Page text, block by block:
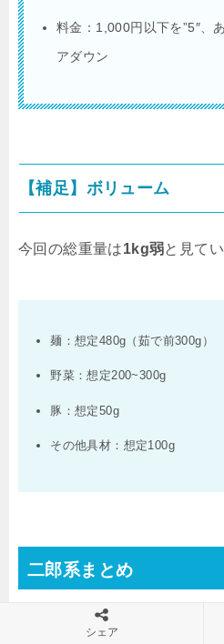
料金：1,000円以下を”5″、
アダウン
【補足】ボリューム
今回の総重量は1kg弱と見てい
麺：想定480g（茹で前300g）
野菜：想定200~300g
豚：想定50g
その他具材：想定100g
二郎系まとめ
今回の一杯の位置付けを項目
シェア